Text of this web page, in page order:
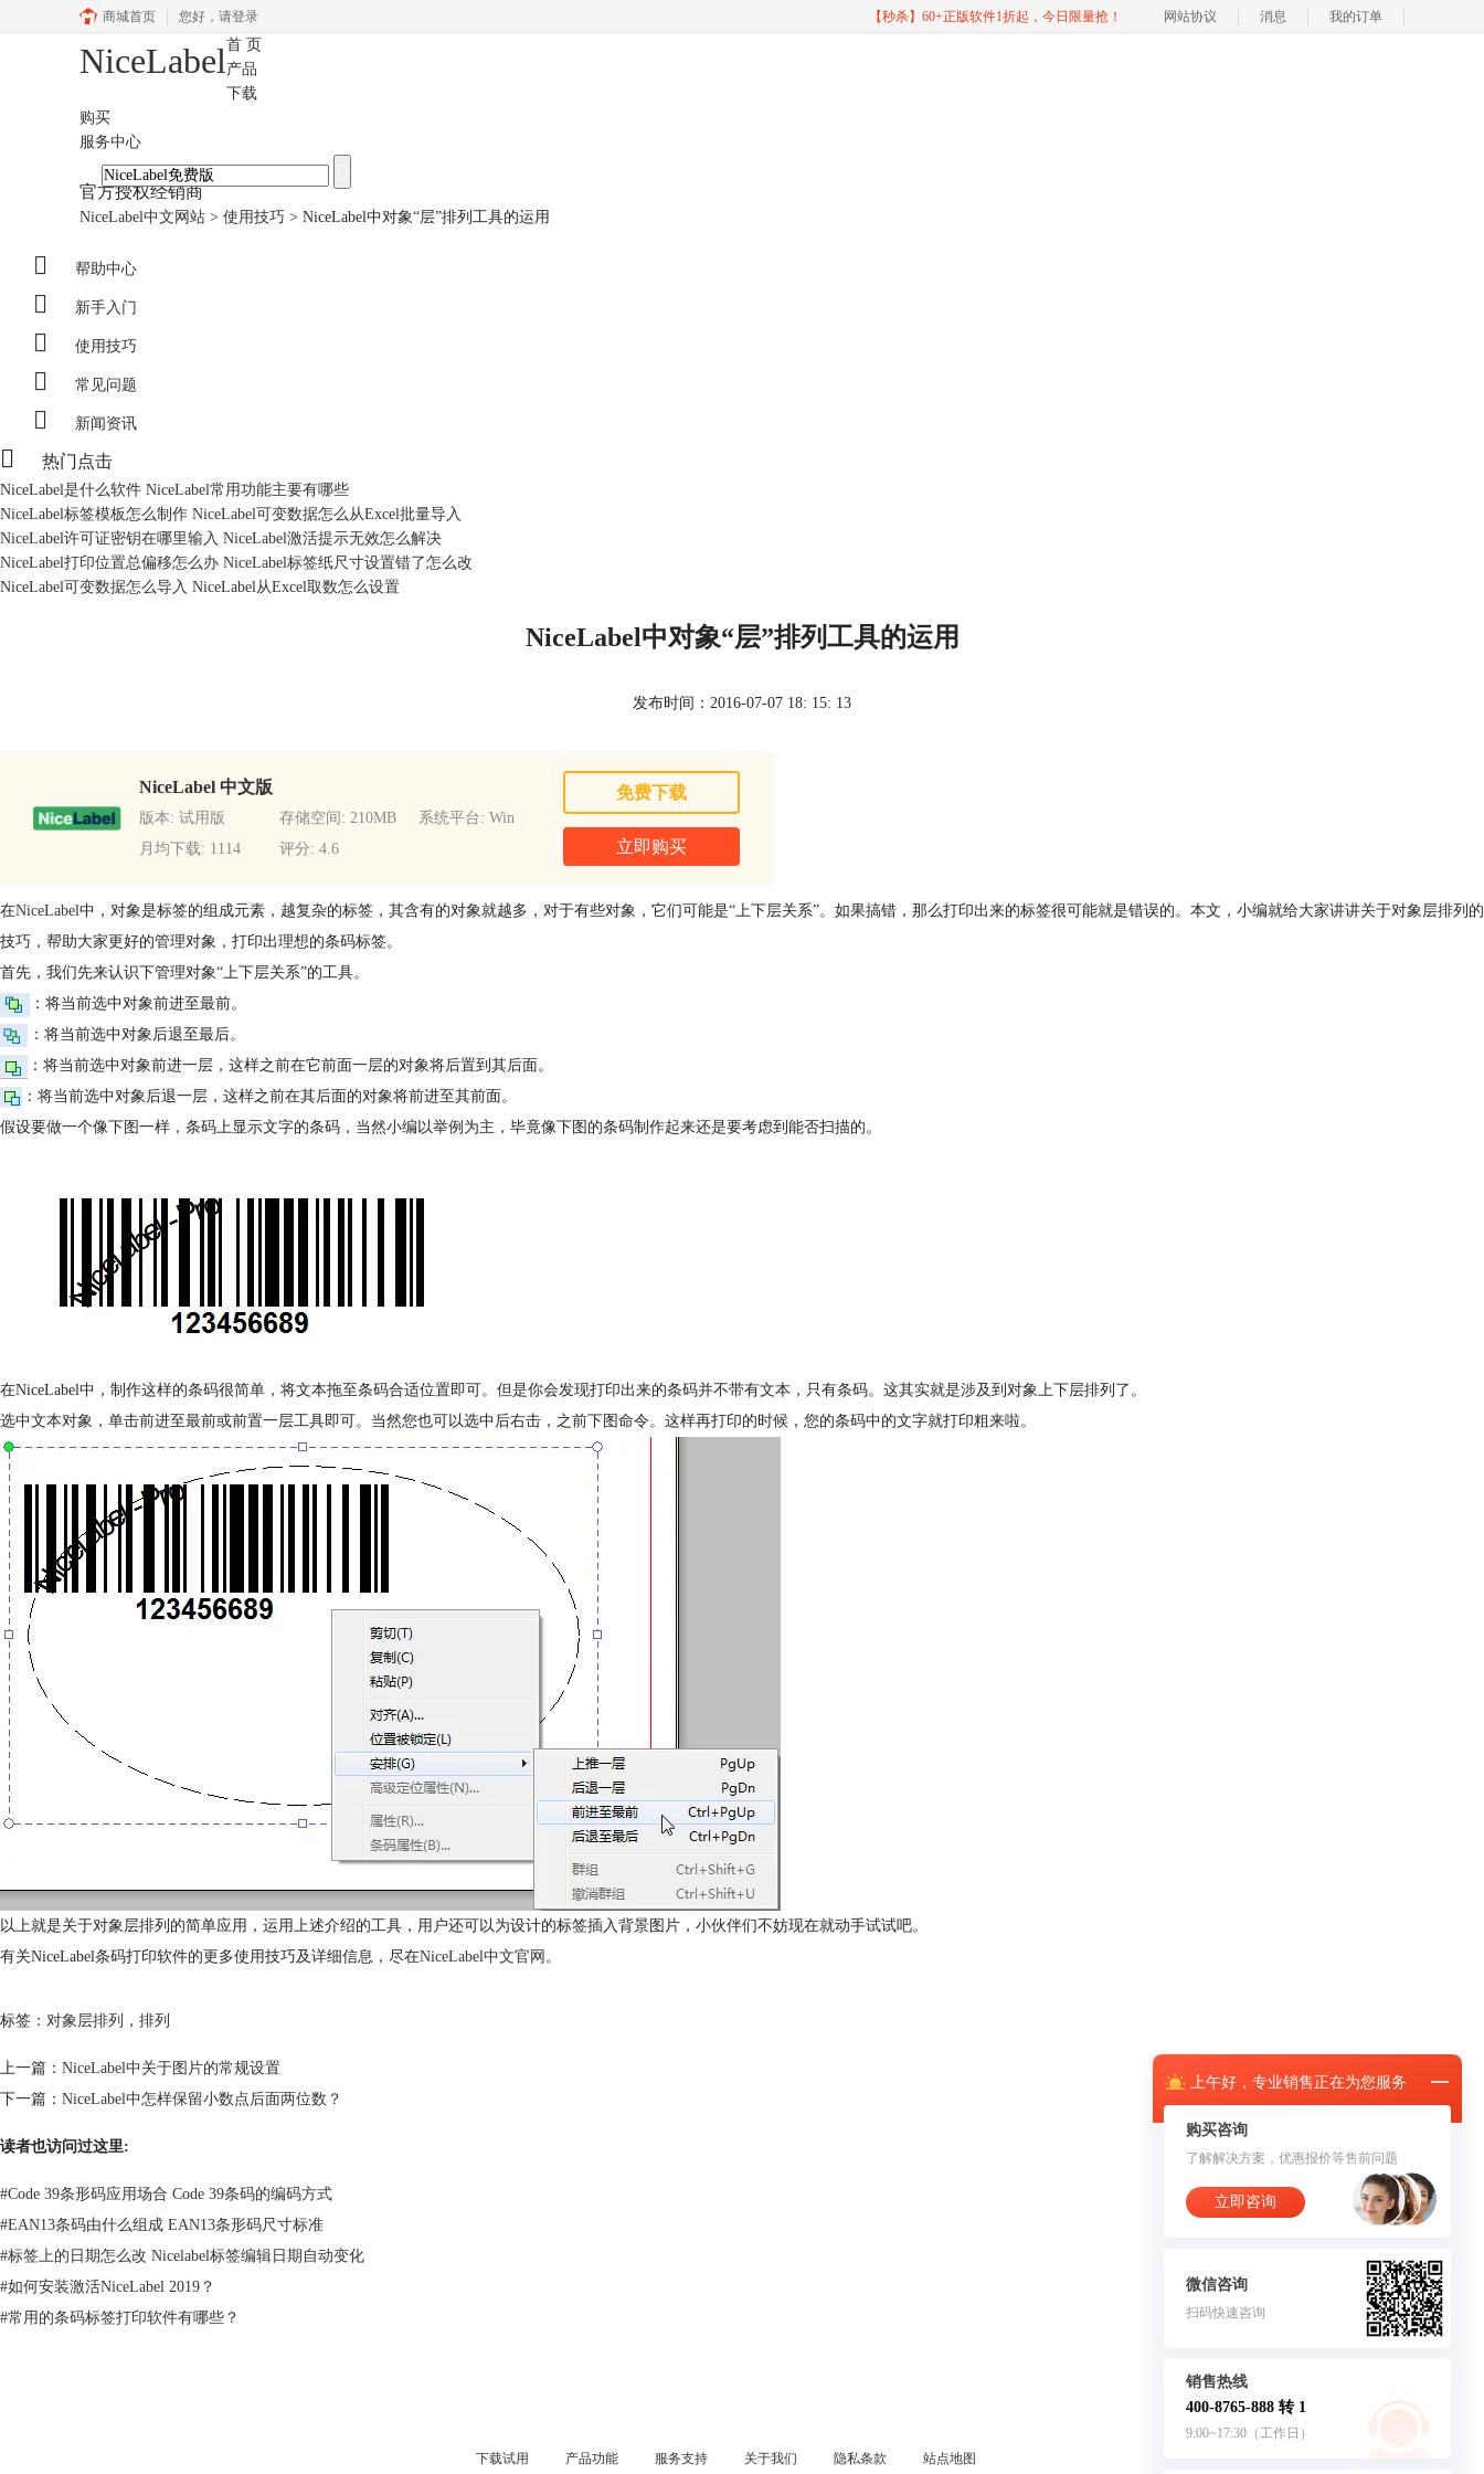
上午好， 专业销售正在为您服务
购买咨询
了解解决方案，优惠报价等售前问题
立即咨询
微信咨询
扫码快速咨询
销售热线
400-8765-888 转 1
9:00~17:30（工作日）
商城首页 您好， 请登录 【秒杀】60+正版软件1折起，今日限量抢！ 网站协议 消息 我的订单
NiceLabel
官方授权经销商
首 页
产品
下载
购买
服务中心
NiceLabel中文网站 > 使用技巧 > NiceLabel中对象“层”排列工具的运用
 帮助中心
 新手入门
 使用技巧
 常见问题
 新闻资讯
 热门点击
NiceLabel是什么软件 NiceLabel常用功能主要有哪些
NiceLabel标签模板怎么制作 NiceLabel可变数据怎么从Excel批量导入
NiceLabel许可证密钥在哪里输入 NiceLabel激活提示无效怎么解决
NiceLabel打印位置总偏移怎么办 NiceLabel标签纸尺寸设置错了怎么改
NiceLabel可变数据怎么导入 NiceLabel从Excel取数怎么设置
NiceLabel中对象“层”排列工具的运用
发布时间：2016-07-07 18: 15: 13
NiceLabel 中文版
版本: 试用版 存储空间: 210MB
系统平台: Win
月均下载: 1114
评分: 4.6
免费下载
立即购买
在NiceLabel中，对象是标签的组成元素，越复杂的标签，其含有的对象就越多，对于有些对象，它们可能是“上下层关系”。如果搞错，那么打印出来的标签很可能就是错误的。本文，小编就给大家讲讲关于对象层排列的
技巧，帮助大家更好的管理对象，打印出理想的条码标签。
首先，我们先来认识下管理对象“上下层关系”的工具。
：将当前选中对象前进至最前。
：将当前选中对象后退至最后。
：将当前选中对象前进一层，这样之前在它前面一层的对象将后置到其后面。
：将当前选中对象后退一层，这样之前在其后面的对象将前进至其前面。
假设要做一个像下图一样，条码上显示文字的条码，当然小编以举例为主，毕竟像下图的条码制作起来还是要考虑到能否扫描的。
在NiceLabel中，制作这样的条码很简单，将文本拖至条码合适位置即可。但是你会发现打印出来的条码并不带有文本，只有条码。这其实就是涉及到对象上下层排列了。
选中文本对象，单击前进至最前或前置一层工具即可。当然您也可以选中后右击，之前下图命令。这样再打印的时候，您的条码中的文字就打印粗来啦。
以上就是关于对象层排列的简单应用，运用上述介绍的工具，用户还可以为设计的标签插入背景图片，小伙伴们不妨现在就动手试试吧。
有关NiceLabel条码打印软件的更多使用技巧及详细信息，尽在NiceLabel中文官网 。
标签： 对象层排列 ， 排列
上一篇： NiceLabel中关于图片的常规设置
下一篇： NiceLabel中怎样保留小数点后面两位数？
读者也访问过这里:
#Code 39条形码应用场合 Code 39条码的编码方式
#EAN13条码由什么组成 EAN13条形码尺寸标准
#标签上的日期怎么改 Nicelabel标签编辑日期自动变化
#如何安装激活NiceLabel 2019？
#常用的条码标签打印软件有哪些？
下载试用 产品功能 服务支持 关于我们 隐私条款 站点地图